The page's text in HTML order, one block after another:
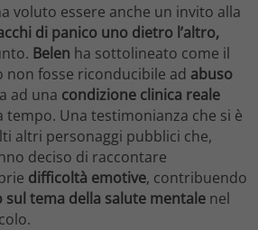
voluto essere anche un invito alla
di panico uno dietro l’altro,
Belen ha sottolineato come il
non fosse riconducibile ad abuso
ad una condizione clinica reale
tempo. Una testimonianza che si è
altri personaggi pubblici che,
deciso di raccontare
difficoltà emotive, contribuendo
sul tema della salute mentale nel